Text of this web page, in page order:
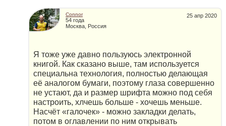
25 апр 2020
Connor
54 года
Москва, Россия
Я тоже уже давно пользуюсь электронной
книгой. Как сказано выше, там используется
специальна технология, полностью делающая
её аналогом бумаги, поэтому глаза совершенно
не устают, да и размер шрифта можно под себя
настроить, хлчешь больше - хочешь меньше.
Насчёт «галочек» - можно закладки делать,
потом в оглавлении по ним открывать